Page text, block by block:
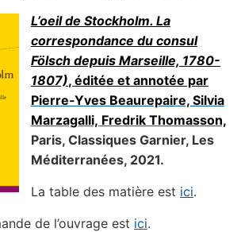
L’oeil de Stockholm. La
correspondance du consul
Fölsch depuis Marseille, 1780-
1807), éditée et annotée par
Pierre-Yves Beaurepaire, Silvia
Marzagalli, Fredrik Thomasson,
Paris, Classiques Garnier, Les
Méditerranées, 2021.
La table des matière est ici.
de l’ouvrage est ici.